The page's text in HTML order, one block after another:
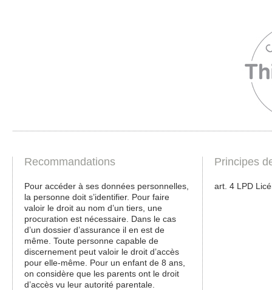
Recommandations
Pour accéder à ses données personnelles,
la personne doit s’identifier. Pour faire
valoir le droit au nom d’un tiers, une
procuration est nécessaire. Dans le cas
d’un dossier d’assurance il en est de
même. Toute personne capable de
discernement peut valoir le droit d’accès
pour elle-même. Pour un enfant de 8 ans,
on considère que les parents ont le droit
d’accès vu leur autorité parentale.
Principes
art. 4 LPD